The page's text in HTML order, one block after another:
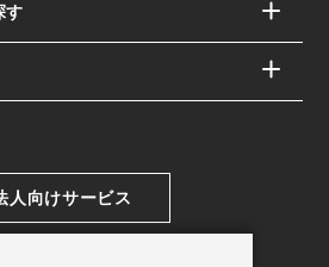
す
人向けサービス